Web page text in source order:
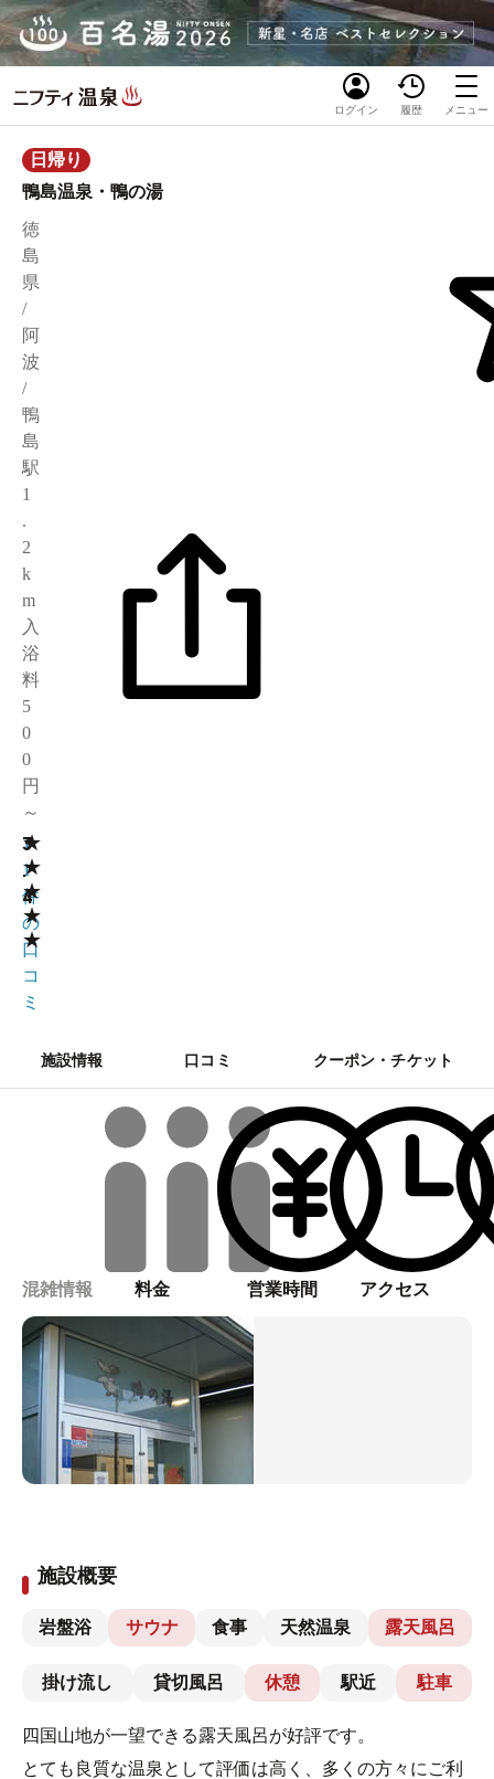
ログイン 履歴 メニュー
日帰り
鴨島温泉・鴨の湯
徳
島
県
/
阿
波
/
鴨
島
駅
1
.
2
k
m
入
浴
料
5
0
0
円
～
★
★
★
★
★
3
.
4
1
1
件
の
口
コ
ミ
施設情報 口コミ クーポン・チケット
混雑情報 料金 営業時間 アクセス
施設概要
岩盤浴 サウナ 食事 天然温泉 露天風呂
掛け流し 貸切風呂 休憩 駅近 駐車
四国山地が一望できる露天風呂が好評です。
とても良質な温泉として評価は高く、多くの方々にご利